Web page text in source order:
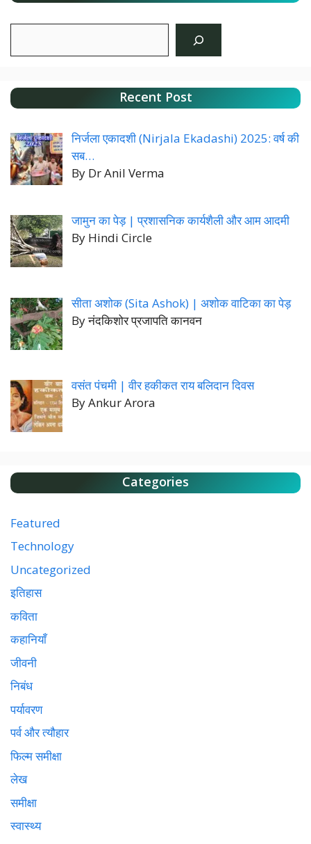
Recent Post
निर्जला एकादशी (Nirjala Ekadashi) 2025: वर्ष की
सब…
By Dr Anil Verma
जामुन का पेड़ | प्रशासनिक कार्यशैली और आम आदमी
By Hindi Circle
सीता अशोक (Sita Ashok) | अशोक वाटिका का पेड़
By नंदकिशोर प्रजापति कानवन
वसंत पंचमी | वीर हकीकत राय बलिदान दिवस
By Ankur Arora
Categories
Featured
Technology
Uncategorized
इतिहास
कविता
कहानियाँ
जीवनी
निबंध
पर्यावरण
पर्व और त्यौहार
फिल्म समीक्षा
लेख
समीक्षा
स्वास्थ्य